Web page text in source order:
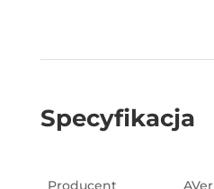
Specyfikacja
Producent AVer